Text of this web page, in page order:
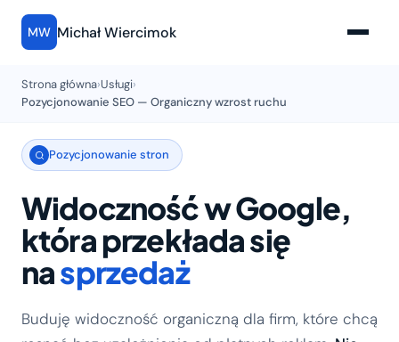
MW Michał Wiercimok
Strona główna›Usługi›
Pozycjonowanie SEO — Organiczny wzrost ruchu
Pozycjonowanie stron
Widoczność w Google,
która przekłada się
nasprzedaż
Buduję widoczność organiczną dla firm, które chcą